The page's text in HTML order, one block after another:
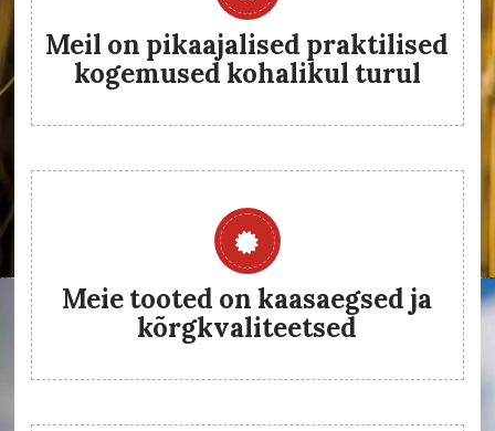
Meil on pikaajalised praktilised
kogemused kohalikul turul
Meie tooted on kaasaegsed ja
kõrgkvaliteetsed